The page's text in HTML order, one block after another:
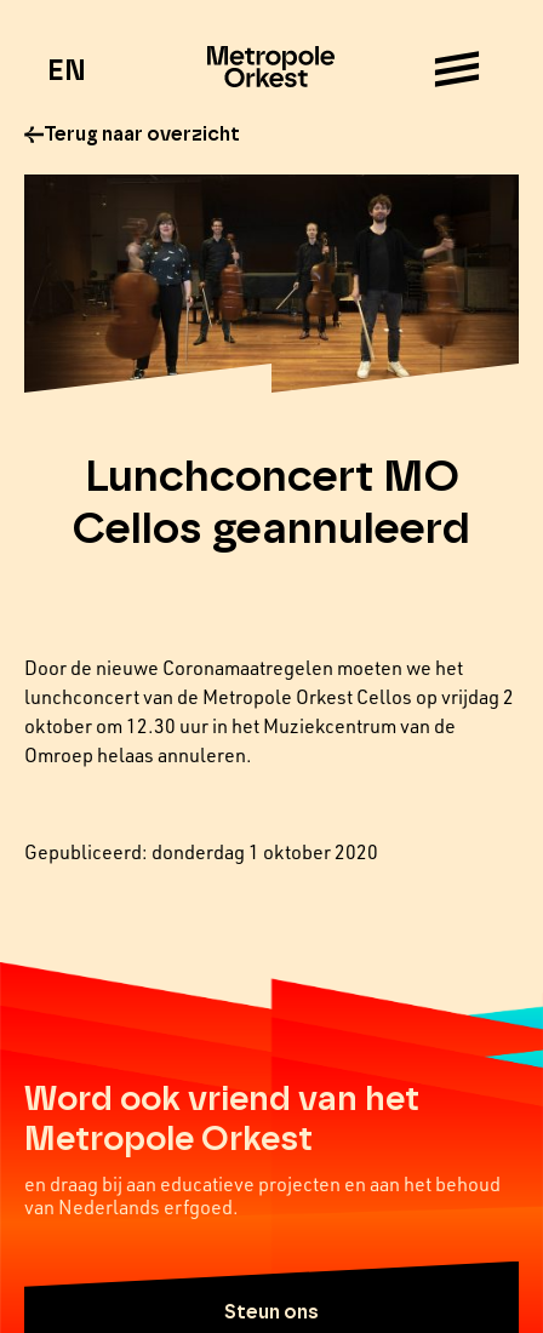
EN
Terug naar overzicht
Lunchconcert MO
Cellos geannuleerd
Door de nieuwe Coronamaatregelen moeten we het
lunchconcert van de Metropole Orkest Cellos op vrijdag 2
oktober om 12.30 uur in het Muziekcentrum van de
Omroep helaas annuleren.
Gepubliceerd: donderdag 1 oktober 2020
Word ook vriend van het
Metropole Orkest
en draag bij aan educatieve projecten en aan het behoud
van Nederlands erfgoed.
Steun ons